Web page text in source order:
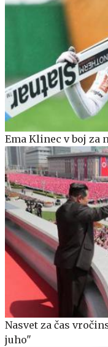
Ema Klinec v boj za
Nasvet za čas
juho"